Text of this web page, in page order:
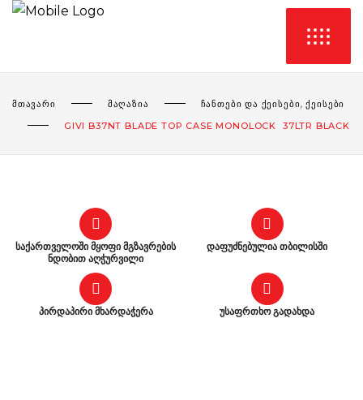
ᲛᲗᲐᲕᲐᲠᲘ ᲛᲐᲦᲐᲖᲘᲐ ᲩᲐᲜᲗᲔᲑᲘ ᲓᲐ ᲥᲔᲘᲡᲔᲑᲘ,ᲥᲔᲘᲡᲔᲑᲘ
GIVI B37NΤ BLADE TOP CASE MONOLOCK 37LTR BLACK
საქართველოში მყოფი მგზავრების
ნდობით აღჭურვილი
დაფუძნებულია თბილისში
პირდაპირი მხარდაჭერა უსაფრთხო გადახდა